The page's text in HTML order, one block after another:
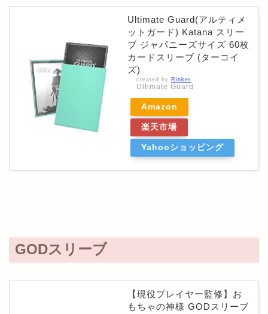
Ultimate Guard(アルティメ
ットガード) Katana スリー
ブ ジャパニーズサイズ 60枚
カードスリーブ (ターコイ
ズ)
created by Rinker
Ultimate Guard
Amazon
楽天市場
Yahooショッピング
GODスリーブ
【現役プレイヤー監修】お
もちゃの神様 GODスリーブ